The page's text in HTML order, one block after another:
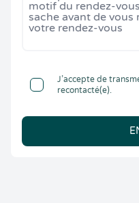
J’accepte de
recontacté(e).